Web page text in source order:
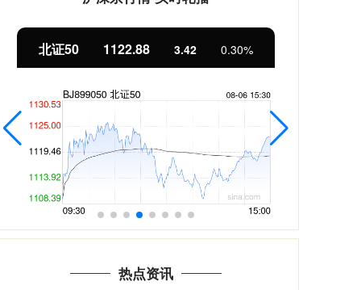
北证50 1122.88 3.42 0.30%
热点资讯